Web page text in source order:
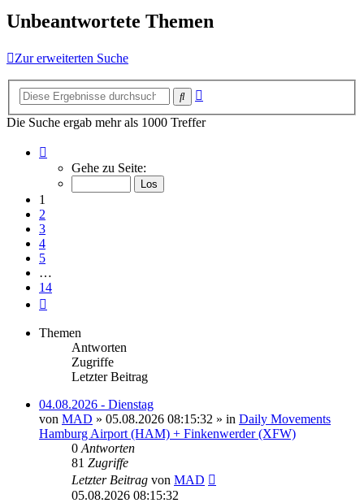
Unbeantwortete Themen
Zur erweiterten Suche
Suche
Die Suche ergab mehr als 1000 Treffer
von
Gehe zu Seite:
1
2
3
4
5
…
14
Themen
Antworten
Zugriffe
Letzter Beitrag
04.08.2026 - Dienstag
von MAD » 05.08.2026 08:15:32 » in Daily Movements
Hamburg Airport (HAM) + Finkenwerder (XFW)
0 Antworten
81 Zugriffe
Letzter Beitrag von MAD
05.08.2026 08:15:32